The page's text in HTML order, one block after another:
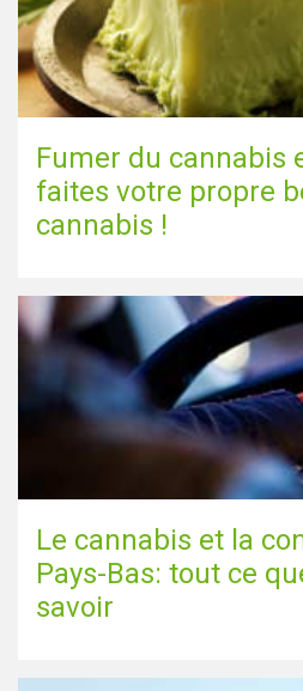
Fumer du cannabis
faites votre propre
cannabis !
Le cannabis et la
Pays-Bas: tout ce
savoir